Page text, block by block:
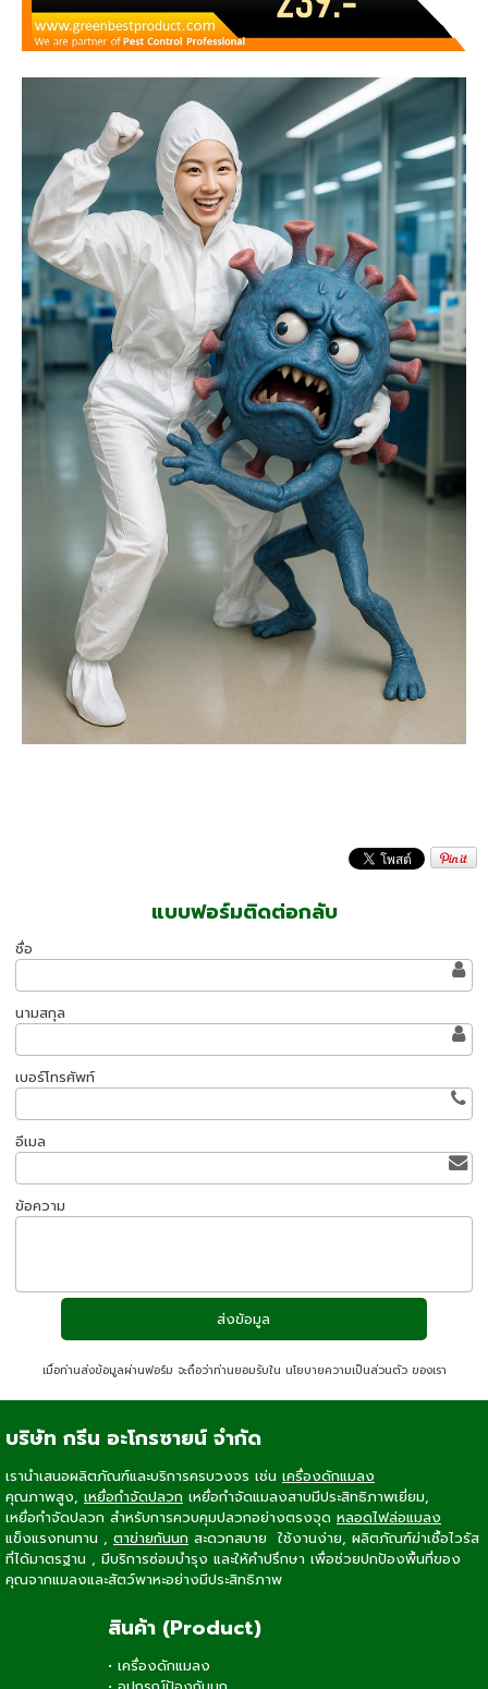
แบบฟอร์มติดต่อกลับ
ชื่อ
นามสกุล
เบอร์โทรศัพท์
อีเมล
ข้อความ
เมื่อท่านส่งข้อมูลผ่านฟอร์ม จะถือว่าท่านยอมรับใน นโยบายความเป็นส่วนตัว ของเรา
บริษัท กรีน อะโกรซายน์ จำกัด
เรานำเสนอผลิตภัณฑ์และบริการครบวงจร เช่น เครื่องดักแมลง
คุณภาพสูง, เหยื่อกำจัดปลวก เหยื่อกำจัดแมลงสาบมีประสิทธิภาพเยี่ยม,
เหยื่อกำจัดปลวก สำหรับการควบคุมปลวกอย่างตรงจุด หลอดไฟล่อแมลง
แข็งแรงทนทาน , ตาข่ายกันนก สะดวกสบาย ใช้งานง่าย, ผลิตภัณฑ์ฆ่าเชื้อไวรัส
ที่ได้มาตรฐาน , มีบริการซ่อมบำรุง และให้คำปรึกษา เพื่อช่วยปกป้องพื้นที่ของ
คุณจากแมลงและสัตว์พาหะอย่างมีประสิทธิภาพ
สินค้า (Product)
• เครื่องดักแมลง